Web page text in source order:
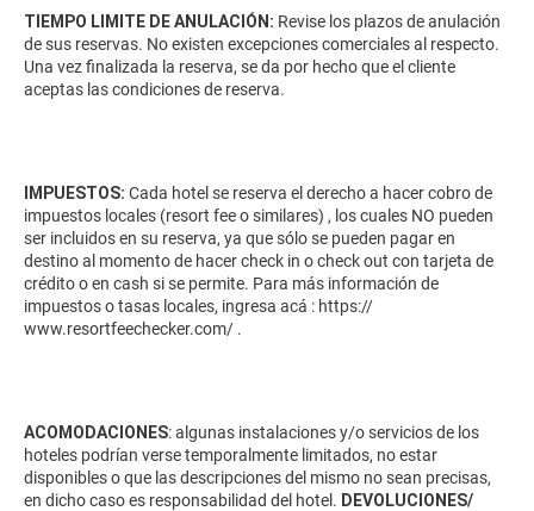
TIEMPO LIMITE DE ANULACIÓN: Revise los plazos de anulación
de sus reservas. No existen excepciones comerciales al respecto.
Una vez finalizada la reserva, se da por hecho que el cliente
aceptas las condiciones de reserva.
IMPUESTOS: Cada hotel se reserva el derecho a hacer cobro de
impuestos locales (resort fee o similares) , los cuales NO pueden
ser incluidos en su reserva, ya que sólo se pueden pagar en
destino al momento de hacer check in o check out con tarjeta de
crédito o en cash si se permite. Para más información de
impuestos o tasas locales, ingresa acá : https://
www.resortfeechecker.com/ .
ACOMODACIONES: algunas instalaciones y/o servicios de los
hoteles podrían verse temporalmente limitados, no estar
disponibles o que las descripciones del mismo no sean precisas,
en dicho caso es responsabilidad del hotel. DEVOLUCIONES/